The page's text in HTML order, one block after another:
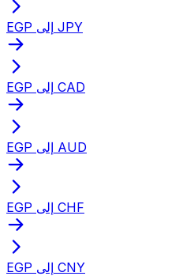
EGP إلى JPY
EGP إلى CAD
EGP إلى AUD
EGP إلى CHF
EGP إلى CNY